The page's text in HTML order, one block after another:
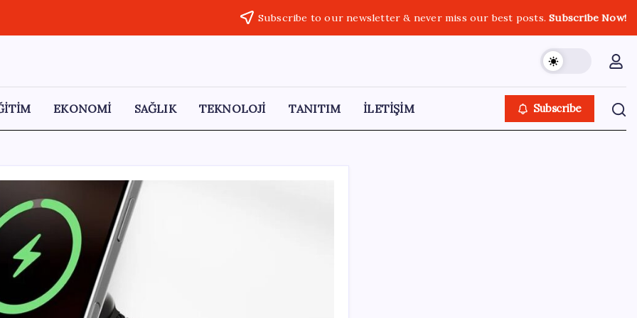
Subscribe to our newsletter & never miss our best posts.Subscribe Now!
EKONOMİ SAĞLIK TEKNOLOJİ TANITIM İLETİŞİM Subscribe